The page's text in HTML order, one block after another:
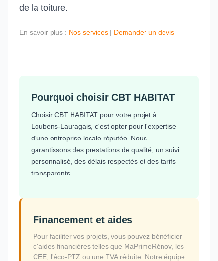
de la toiture.
En savoir plus : Nos services | Demander un devis
Pourquoi choisir CBT HABITAT
Choisir CBT HABITAT pour votre projet à
Loubens-Lauragais, c'est opter pour l'expertise
d'une entreprise locale réputée. Nous
garantissons des prestations de qualité, un suivi
personnalisé, des délais respectés et des tarifs
transparents.
Financement et aides
Pour faciliter vos projets, vous pouvez bénéficier
d'aides financières telles que MaPrimeRénov, les
CEE, l'éco-PTZ ou une TVA réduite. Notre équipe